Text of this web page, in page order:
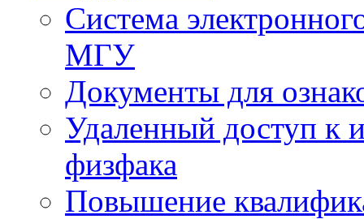
Система
МГУ
Документы для
Удаленный доступ к
физфака
Повышение